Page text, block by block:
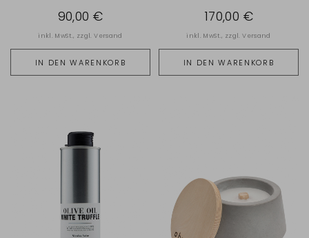
IN DEN WARENKORB
90,00 €
inkl. MwSt., zzgl.Versand
IN DEN WARENKORB
170,00 €
inkl. MwSt., zzgl.Versand